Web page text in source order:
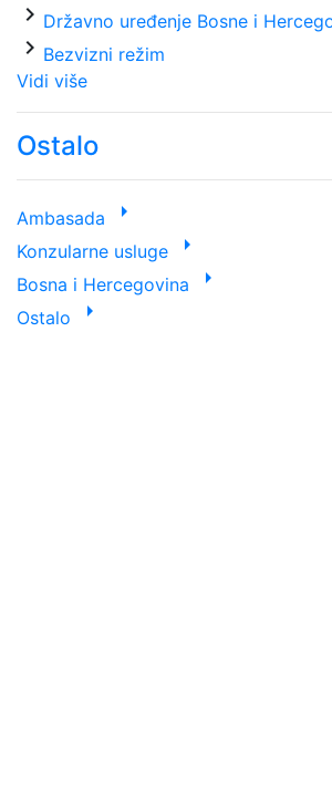
chevron_right Državno uređenje Bosne i
chevron_right Bezvizni režim
Vidi više
Ostalo
Ambasada arrow_right
Konzularne usluge arrow_right
Bosna i Hercegovina arrow_right
Ostalo arrow_right